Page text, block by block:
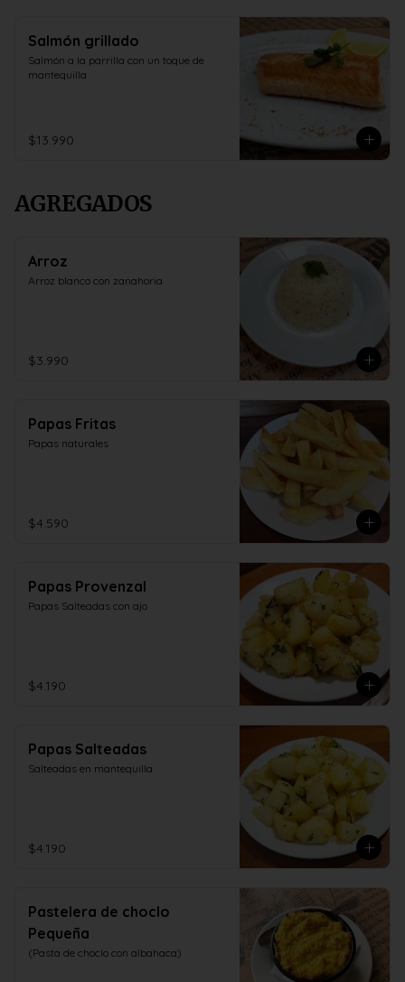
Salmón grillado
Salmón a la parrilla con un toque de
mantequilla
$13.990
AGREGADOS
Arroz
Arroz blanco con zanahoria
$3.990
Papas Fritas
Papas naturales
$4.590
Papas Provenzal
Papas Salteadas con ajo
$4.190
Papas Salteadas
Salteadas en mantequilla
$4.190
Pastelera de choclo
Pequeña
(Pasta de choclo con albahaca)